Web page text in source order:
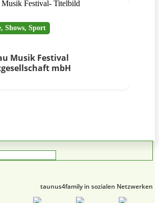
Shows, Sport
Musik Festival
mbH
taunus4family in sozialen Netzwerken